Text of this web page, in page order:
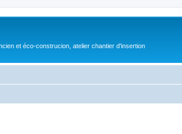
et éco-construcion, atelier chantier d'insertion